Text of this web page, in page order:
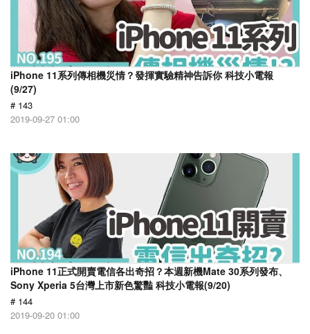
iPhone 11系列傳相機災情？發揮實驗精神告訴你 科技小電報
(9/27)
# 143
2019-09-27 01:00
iPhone 11正式開賣電信各出奇招？本週新機Mate 30系列發布、
Sony Xperia 5台灣上市新色驚豔 科技小電報(9/20)
# 144
2019-09-20 01:00